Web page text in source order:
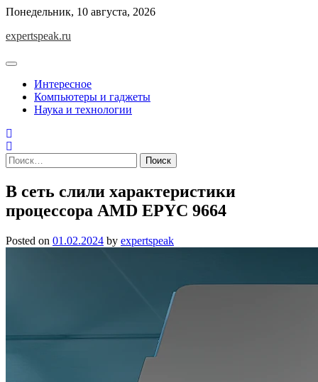
Skip
content
Понедельник, 10 августа, 2026
expertspeak.ru
Интересное
Компьютеры и гаджеты
Наука и технологии
Найти:
В сеть слили характеристики
процессора AMD EPYC 9664
Posted on 01.02.2024 by expertspeak